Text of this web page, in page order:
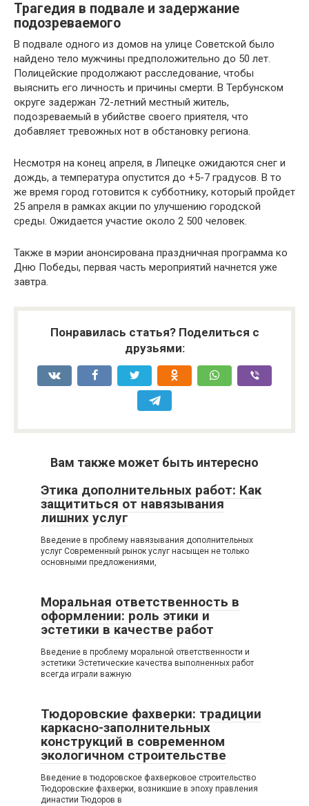
Трагедия в подвале и задержание
подозреваемого
В подвале одного из домов на улице Советской было
найдено тело мужчины предположительно до 50 лет.
Полицейские продолжают расследование, чтобы
выяснить его личность и причины смерти. В Тербунском
округе задержан 72-летний местный житель,
подозреваемый в убийстве своего приятеля, что
добавляет тревожных нот в обстановку региона.
Несмотря на конец апреля, в Липецке ожидаются снег и
дождь, а температура опустится до +5-7 градусов. В то
же время город готовится к субботнику, который пройдет
25 апреля в рамках акции по улучшению городской
среды. Ожидается участие около 2 500 человек.
Также в мэрии анонсирована праздничная программа ко
Дню Победы, первая часть мероприятий начнется уже
завтра.
Понравилась статья? Поделиться с
друзьями:
Вам также может быть интересно
Этика дополнительных работ: Как
защититься от навязывания
лишних услуг
Введение в проблему навязывания дополнительных
услуг Современный рынок услуг насыщен не только
основными предложениями,
Моральная ответственность в
оформлении: роль этики и
эстетики в качестве работ
Введение в проблему моральной ответственности и
эстетики Эстетические качества выполненных работ
всегда играли важную
Тюдоровские фахверки: традиции
каркасно-заполнительных
конструкций в современном
экологичном строительстве
Введение в тюдоровское фахверковое строительство
Тюдоровские фахверки, возникшие в эпоху правления
династии Тюдоров в